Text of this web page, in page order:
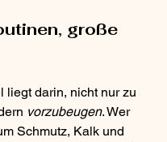
große
liegt darin, nicht nur zu
vorzubeugen. Wer
Schmutz, Kalk und